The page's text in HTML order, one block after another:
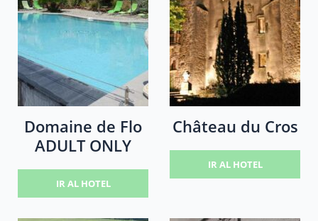
Domaine de Flo
ADULT ONLY
IR AL HOTEL
Château du Cros
IR AL HOTEL